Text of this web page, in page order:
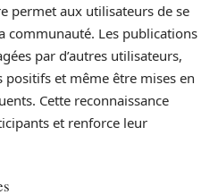
permet aux utilisateurs de se
communauté. Les publications
par d’autres utilisateurs,
et même être mises en
Cette reconnaissance
et renforce leur